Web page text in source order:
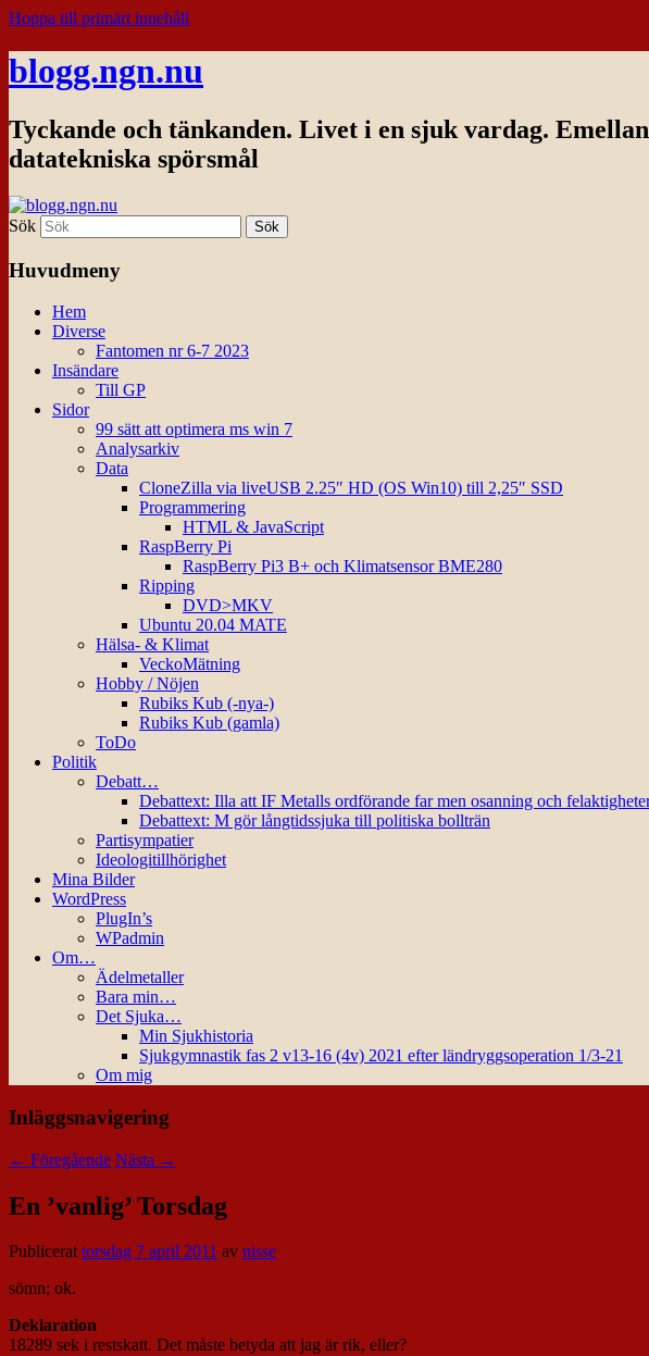
Hoppa till primärt innehåll
blogg.ngn.nu
Tyckande och tänkanden. Livet i en sjuk vardag.
datatekniska spörsmål
Sök
Huvudmeny
Hem
Diverse
Fantomen nr 6-7 2023
Insändare
Till GP
Sidor
99 sätt att optimera ms win 7
Analysarkiv
Data
CloneZilla via liveUSB 2.25″ HD (OS Win10) till 2,25″ SSD
Programmering
HTML & JavaScript
RaspBerry Pi
RaspBerry Pi3 B+ och Klimatsensor BME280
Ripping
DVD>MKV
Ubuntu 20.04 MATE
Hälsa- & Klimat
VeckoMätning
Hobby / Nöjen
Rubiks Kub (-nya-)
Rubiks Kub (gamla)
ToDo
Politik
Debatt…
Debattext: Illa att IF Metalls ordförande far men osanning och
Debattext: M gör långtidssjuka till politiska bollträn
Partisympatier
Ideologitillhörighet
Mina Bilder
WordPress
PlugIn’s
WPadmin
Om…
Ädelmetaller
Bara min…
Det Sjuka…
Min Sjukhistoria
Sjukgymnastik fas 2 v13-16 (4v) 2021 efter ländryggsoperation 1/3-21
Om mig
Inläggsnavigering
← Föregående Nästa →
En ’vanlig’ Torsdag
Publicerattorsdag 7 april 2011 av nisse
sömn; ok.
Deklaration
18289 sek i restskatt. Det måste betyda att jag är rik, eller?